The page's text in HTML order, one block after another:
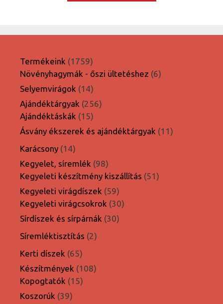
Termékeink 17591759
termék
Növényhagymák - őszi ültetéshez 66
Selyemvirágok 1414
termék
Ajándéktárgyak 256256
Ajándéktáskák 1515
termék
Ásvány ékszerek és ajándéktárgyak 1111
Karácsony 1414
termék
Kegyelet, síremlék 9898
termék
Kegyeleti készítmény kiszállítás 5151
Kegyeleti virágdíszek 5959
termék
Kegyeleti virágcsokrok 3030
Sírdíszek és sírpárnák 3030
Síremléktisztítás 22
Kerti díszek 6565
termék
Készítmények 108108
Kopogtatók 1515
Koszorúk 3939